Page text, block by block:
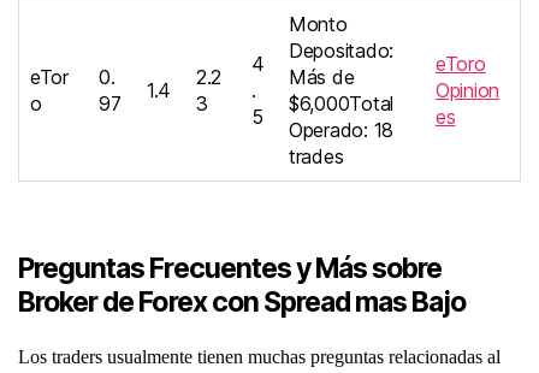
eTor
o
0.
97
1.4
2.2
3
4
.
5
Monto
Depositado:
Más de
$6,000Total
Operado: 18
trades
eToro
Opinion
es
Preguntas Frecuentes y Más sobre
Broker de Forex con Spread mas Bajo
Los traders usualmente tienen muchas preguntas relacionadas al